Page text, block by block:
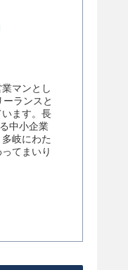
マンとし
ランスと
ます。長
中小企業
岐にわた
てまいり